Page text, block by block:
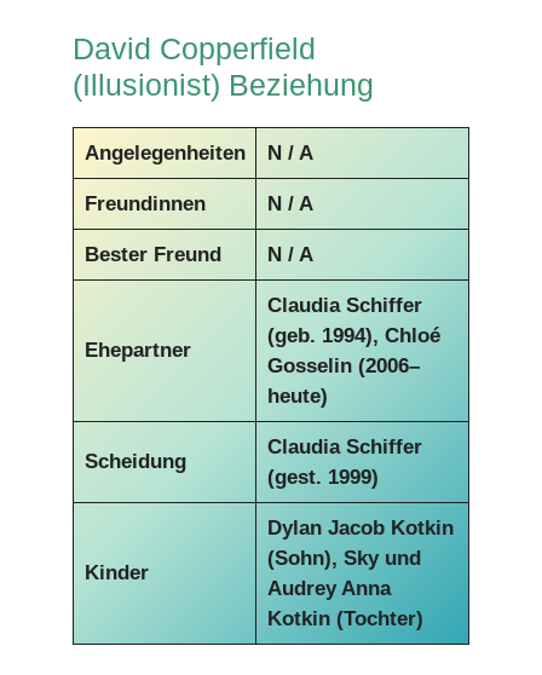
David Copperfield
(Illusionist) Beziehung
Angelegenheiten N / A
Freundinnen N / A
Bester Freund N / A
Ehepartner
Claudia Schiffer
(geb. 1994), Chloé
Gosselin (2006–
heute)
Scheidung
Claudia Schiffer
(gest. 1999)
Kinder
Dylan Jacob Kotkin
(Sohn), Sky und
Audrey Anna
Kotkin (Tochter)